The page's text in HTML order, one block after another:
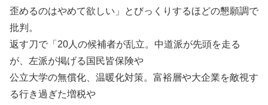
歪めるのはやめて欲しい」とびっくりするほどの懇願調で
批判。
返す刀で「20人の候補者が乱立。中道派が先頭を走る
が、左派が掲げる国民皆保険や
公立大学の無償化、温暖化対策。富裕層や大企業を敵視す
る行き過ぎた増税や